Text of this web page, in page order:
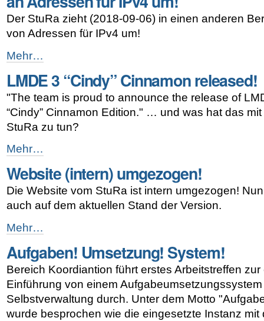
Der StuRa zieht (2018-09-06) in einen anderen
von Adressen für IPv4 um!
Der
StuRa
zieht
in
einen
anderen
an
Adressen
für
um!
-
Mehr…
LMDE 3 “Cindy” Cinnamon released!
"The team is proud to announce the release of
“Cindy” Cinnamon Edition." … und was hat das
StuRa zu tun?
LMDE
3
“Cindy”
Cinnamon
released!
-
Mehr…
Website (intern) umgezogen!
Die Website vom StuRa ist intern umgezogen!
auch auf dem aktuellen Stand der Version.
Website
(intern)
umgezogen!
-
Mehr…
Aufgaben! Umsetzung! System!
Bereich Koordiantion führt erstes Arbeitstreffen
Einführung von einem
Selbstverwaltung durch. Unter dem Motto
wurde besprochen wie die eingesetzte Instanz mit